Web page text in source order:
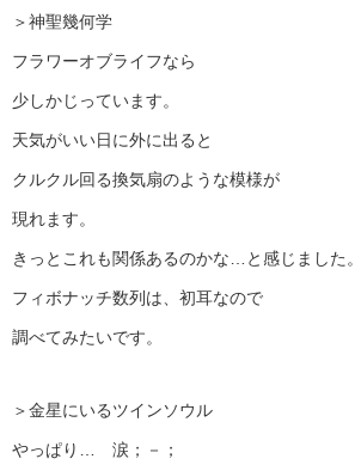
＞神聖幾何学
フラワーオブライフなら
少しかじっています。
天気がいい日に外に出ると
クルクル回る換気扇のような模様が
現れます。
きっとこれも関係あるのかな…と感じました。
フィボナッチ数列は、初耳なので
調べてみたいです。
＞金星にいるツインソウル
やっぱり… 涙；－；